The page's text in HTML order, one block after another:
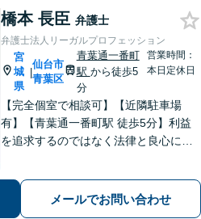
橋本 長臣 弁護士
弁護士法人リーガルプロフェッション
宮
城
県
|
仙台市
青葉区
青葉通一番町
駅 から徒歩5
分
営業時間：
本日定休日
【完全個室で相談可】【近隣駐車場
有】【青葉通一番町駅 徒歩5分】利益
を追求するのではなく法律と良心に従
にお聞きしご要望に沿った解決をする
ように心がけています。お気軽にご相
メールでお問い合わせ